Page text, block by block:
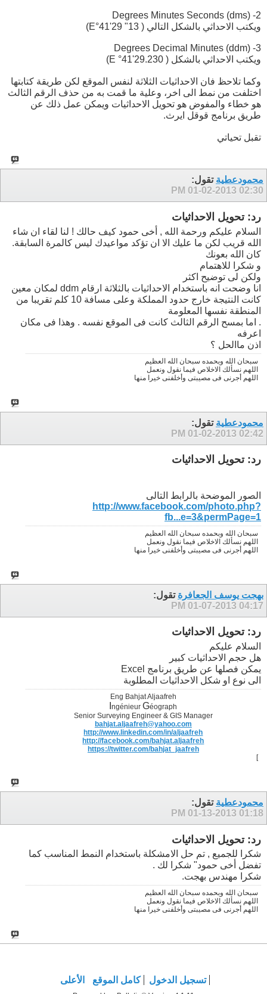
2- Degrees Minutes Seconds (dms)
ويكتب الاحداثي بالشكل التالي ( 13" 29'41°E)
3- Degrees Decimal Minutes (ddm)
ويكتب الاحداثي بالشكل ( 29.230'41° E)
وكما تلاحظ فان الاحداثيات الثلاثة لنفس الموقع لكن طريقة كتابتها
اختلفت من نمط الى اخر، وعلية ما قمت به من حذف الرقم الثالث
هو خطاء والمفوض هو تحويل الاحداثيات ويمكن عمل ذلك عن
طريق برنامج قوقل ايرث.
تقبل تحياتي
محمودعطية تقول:
01-02-2013 02:30 PM
رد: تحويل الاحداثيات
السلام عليكم ورحمة الله , أخى حمود كيف حالك ! لنا لقاء ان شاء
الله قريب لكن ما عليك الا ان تؤكد مواعيدك ليس كالمرة السابقة.
كان الله بعونك
و شكرا للاهتمام
ولكن لى توضيح اكثر
انا وضحت انه باستخدام الاحداثيات بالثلاثة ارقام ddm لمكان معين
كانت النتيجة خارج حدود المملكة وعلى مسافة 10 كلم تقريبا من
المنطقة نفسها المعلومة
. اما بمسح الرقم الثالث كانت فى الموقع نفسه . وهذا فى مكان
اعرفه
اذن ماالحل ؟
سبحان الله وبحمده سبحان الله العظيم
اللهم نسألك الاخلاص فيما نقول ونعمل
اللهم أجرنى فى مصيبتى وأخلفنى خيرا منها
محمودعطية تقول:
01-02-2013 02:42 PM
رد: تحويل الاحداثيات
الصور الموضحة بالرابط التالى
http://www.facebook.com/photo.php?
fb...e=3&permPage=1
سبحان الله وبحمده سبحان الله العظيم
اللهم نسألك الاخلاص فيما نقول ونعمل
اللهم أجرنى فى مصيبتى وأخلفنى خيرا منها
بهجت يوسف الجعافرة تقول:
01-07-2013 04:17 PM
رد: تحويل الاحداثيات
السلام عليكم
هل حجم الاحداثيات كبير
يمكن فصلها عن طريق برنامج Excel
الى نوع او شكل الاحداثيات المطلوبة
Eng Bahjat Aljaafreh
IngénieurGéograph
Senior Surveying Engineer & GIS Manager
bahjat.aljaafreh@yahoo.com
http://www.linkedin.com/in/aljaafreh
http://facebook.com/bahjat.aljaafreh
https://twitter.com/bahjat_jaafreh
]
محمودعطية تقول:
01-13-2013 01:18 PM
رد: تحويل الاحداثيات
شكرا للجميع , تم حل الامشكلة باستخدام النمط المناسب كما
تفضل أخى حمود" شكرا لك .
شكرا مهندس بهجت.
سبحان الله وبحمده سبحان الله العظيم
اللهم نسألك الاخلاص فيما نقول ونعمل
اللهم أجرنى فى مصيبتى وأخلفنى خيرا منها
تسجيل الدخول كامل الموقع الأعلى